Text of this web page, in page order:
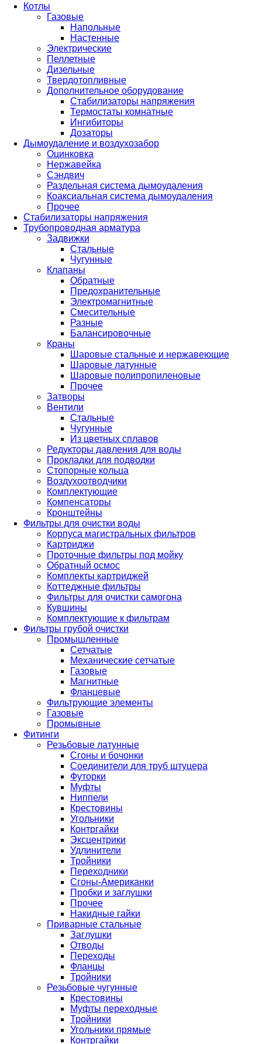
Котлы
Газовые
Напольные
Настенные
Электрические
Пеллетные
Дизельные
Твердотопливные
Дополнительное оборудование
Стабилизаторы напряжения
Термостаты комнатные
Ингибиторы
Дозаторы
Дымоудаление и воздухозабор
Оцинковка
Нержавейка
Сэндвич
Раздельная система дымоудаления
Коаксиальная система дымоудаления
Прочее
Стабилизаторы напряжения
Трубопроводная арматура
Задвижки
Стальные
Чугунные
Клапаны
Обратные
Предохранительные
Электромагнитные
Смесительные
Разные
Балансировочные
Краны
Шаровые стальные и нержавеющие
Шаровые латунные
Шаровые полипропиленовые
Прочее
Затворы
Вентили
Стальные
Чугунные
Из цветных сплавов
Редукторы давления для воды
Прокладки для подводки
Стопорные кольца
Воздухоотводчики
Комплектующие
Компенсаторы
Кронштейны
Фильтры для очистки воды
Корпуса магистральных фильтров
Картриджи
Проточные фильтры под мойку
Обратный осмос
Комплекты картриджей
Коттеджные фильтры
Фильтры для очистки самогона
Кувшины
Комплектующие к фильтрам
Фильтры грубой очистки
Промышленные
Сетчатые
Механические сетчатые
Газовые
Магнитные
Фланцевые
Фильтрующие элементы
Газовые
Промывные
Фитинги
Резьбовые латунные
Сгоны и бочонки
Соединители для труб штуцера
Футорки
Муфты
Ниппели
Крестовины
Угольники
Контргайки
Эксцентрики
Удлинители
Тройники
Переходники
Сгоны-Американки
Пробки и заглушки
Прочее
Накидные гайки
Приварные стальные
Заглушки
Отводы
Переходы
Фланцы
Тройники
Резьбовые чугунные
Крестовины
Муфты переходные
Тройники
Угольники прямые
Контргайки